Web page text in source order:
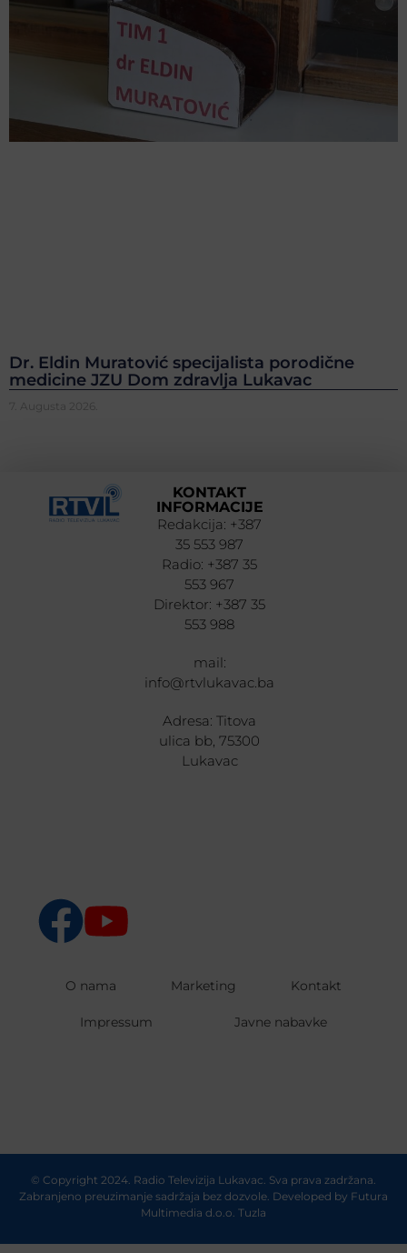
Dr. Eldin Muratović specijalista porodične
medicine JZU Dom zdravlja Lukavac
7. Augusta 2026.
KONTAKT
INFORMACIJE
Redakcija: +387
35 553 987
Radio: +387 35
553 967
Direktor: +387 35
553 988
mail:
info@rtvlukavac.ba
Adresa: Titova
ulica bb, 75300
Lukavac
O nama Marketing Kontakt
Impressum Javne nabavke
© Copyright 2024. Radio Televizija Lukavac. Sva prava zadržana.
Zabranjeno preuzimanje sadržaja bez dozvole. Developed by Futura
Multimedia d.o.o. Tuzla